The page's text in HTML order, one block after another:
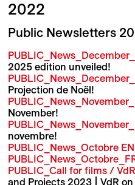
2022
Public Newsletters
2025 edition unveiled!
Projection de Noël!
November!
novembre!
PUBLIC_News_Octobre EN
PUBLIC_Call for films /
and Projects 2023 | VdR on